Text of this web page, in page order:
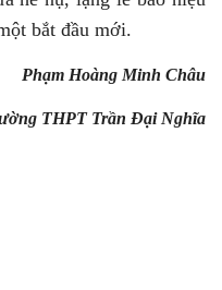
bắt đầu mới.
Phạm Hoàng Minh Châu
THPT Trần Đại Nghĩa